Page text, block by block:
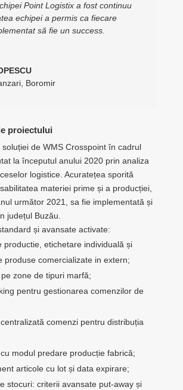
Point Logistix a fost continuu
echipei a permis ca fiecare
să fie un success.
, Boromir
proiectului
de WMS Crosspoint în cadrul
la începutul anului 2020 prin analiza
logistice. Acuratețea sporită
materiei prime și a producției,
următor 2021, sa fie implementată și
județul Buzău.
și avansate activate:
productie, etichetare individuală și
produse comercializate in extern;
zone de tipuri marfă;
pentru gestionarea comenzilor de
comenzi pentru distribuția
modul predare producție fabrică;
articole cu lot și data expirare;
stocuri: criterii avansate put-away și